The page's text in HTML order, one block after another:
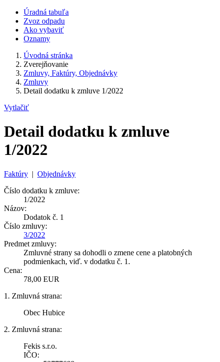
Úradná tabuľa
Zvoz odpadu
Ako vybaviť
Oznamy
Úvodná stránka
Zverejňovanie
Zmluvy, Faktúry, Objednávky
Zmluvy
Detail dodatku k zmluve 1/2022
Vytlačiť
Detail dodatku k zmluve
1/2022
Faktúry | Objednávky
Číslo dodatku k zmluve:
1/2022
Názov:
Dodatok č. 1
Číslo zmluvy:
3/2022
Predmet zmluvy:
Zmluvné strany sa dohodli o zmene cene a platobných
podmienkach, viď. v dodatku č. 1.
Cena:
78,00 EUR
1. Zmluvná strana:
Obec Hubice
2. Zmluvná strana:
Fekis s.r.o.
IČO: